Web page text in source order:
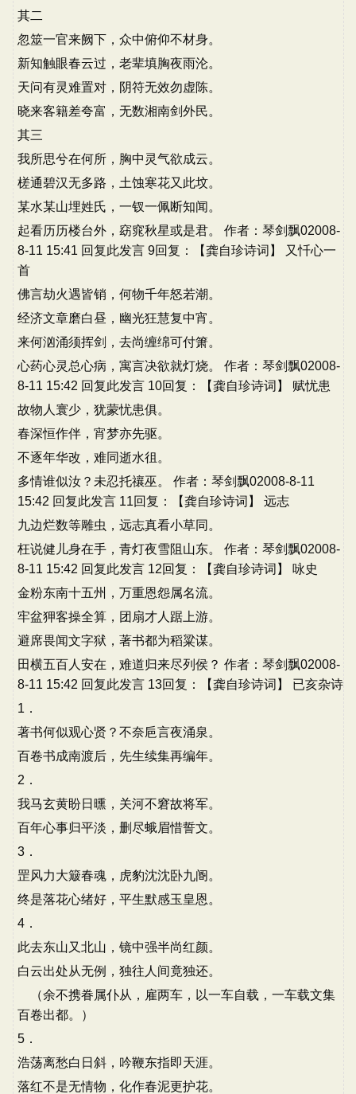
其二
忽筮一官来阙下，众中俯仰不材身。
新知触眼春云过，老辈填胸夜雨沦。
天问有灵难置对，阴符无效勿虚陈。
晓来客籍差夸富，无数湘南剑外民。
其三
我所思兮在何所，胸中灵气欲成云。
槎通碧汉无多路，土蚀寒花又此坟。
某水某山埋姓氏，一钗一佩断知闻。
起看历历楼台外，窈窕秋星或是君。 作者：琴剑飘02008-
8-11 15:41 回复此发言 9回复：【龚自珍诗词】 又忏心一
首
佛言劫火遇皆销，何物千年怒若潮。
经济文章磨白昼，幽光狂慧复中宵。
来何汹涌须挥剑，去尚缠绵可付箫。
心药心灵总心病，寓言决欲就灯烧。 作者：琴剑飘02008-
8-11 15:42 回复此发言 10回复：【龚自珍诗词】 赋忧患
故物人寰少，犹蒙忧患俱。
春深恒作伴，宵梦亦先驱。
不逐年华改，难同逝水徂。
多情谁似汝？未忍托禳巫。 作者：琴剑飘02008-8-11
15:42 回复此发言 11回复：【龚自珍诗词】 远志
九边烂数等雕虫，远志真看小草同。
枉说健儿身在手，青灯夜雪阻山东。 作者：琴剑飘02008-
8-11 15:42 回复此发言 12回复：【龚自珍诗词】 咏史
金粉东南十五州，万重恩怨属名流。
牢盆狎客操全算，团扇才人踞上游。
避席畏闻文字狱，著书都为稻粱谋。
田横五百人安在，难道归来尽列侯？ 作者：琴剑飘02008-
8-11 15:42 回复此发言 13回复：【龚自珍诗词】 已亥杂诗
1．
著书何似观心贤？不奈巵言夜涌泉。
百卷书成南渡后，先生续集再编年。
2．
我马玄黄盼日曛，关河不窘故将军。
百年心事归平淡，删尽蛾眉惜誓文。
3．
罡风力大簸春魂，虎豹沈沈卧九阍。
终是落花心绪好，平生默感玉皇恩。
4．
此去东山又北山，镜中强半尚红颜。
白云出处从无例，独往人间竟独还。
（余不携眷属仆从，雇两车，以一车自载，一车载文集
百卷出都。）
5．
浩荡离愁白日斜，吟鞭东指即天涯。
落红不是无情物，化作春泥更护花。